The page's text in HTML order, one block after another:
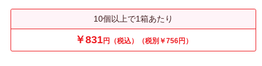
10個以上で1箱あたり
￥831円（税込）（税別￥756円）